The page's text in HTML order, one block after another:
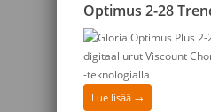
Optimus 2-28
Lue lisää →